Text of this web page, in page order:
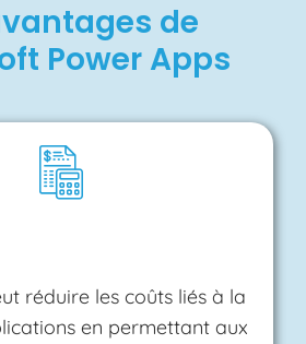
de
Power Apps
réduire les coûts liés à la
en permettant aux